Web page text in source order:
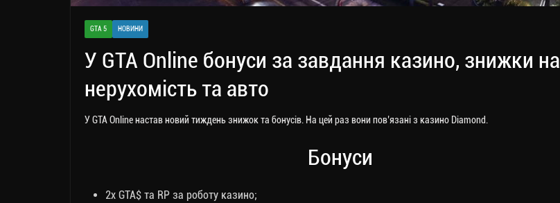
GTA 5 НОВИНИ
У GTA Online бонуси за завдання казино, знижки на
нерухомість та авто
У GTA Online настав новий тиждень знижок та бонусів. На цей раз вони пов’язані з казино Diamond.
Бонуси
2x GTA$ та RP за роботу казино;